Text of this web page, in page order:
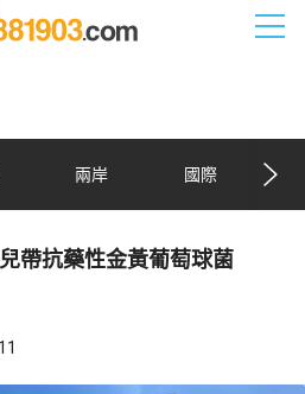
兩岸 國際
帶抗藥性金黃葡萄球菌